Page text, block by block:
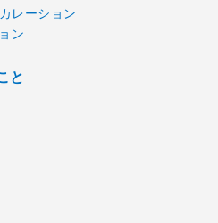
レーション
ン
と